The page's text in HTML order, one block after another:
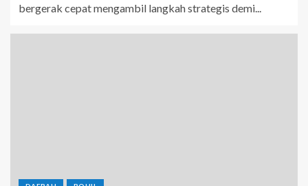
bergerak cepat mengambil langkah strategis demi...